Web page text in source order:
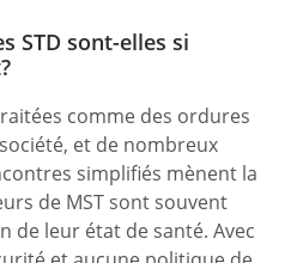
STD sont-elles si
comme des ordures
et de nombreux
simplifiés mènent la
de MST sont souvent
de leur état de santé. Avec